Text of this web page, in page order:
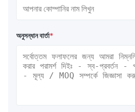
অনুসন্ধান বার্তা*